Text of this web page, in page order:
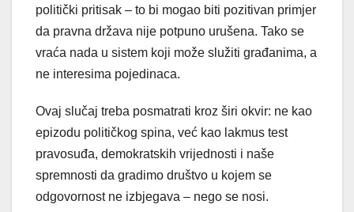
politički pritisak – to bi mogao biti pozitivan primjer
da pravna država nije potpuno urušena. Tako se
vraća nada u sistem koji može služiti građanima, a
ne interesima pojedinaca.
Ovaj slučaj treba posmatrati kroz širi okvir: ne kao
epizodu političkog spina, već kao lakmus test
pravosuđa, demokratskih vrijednosti i naše
spremnosti da gradimo društvo u kojem se
odgovornost ne izbjegava – nego se nosi.